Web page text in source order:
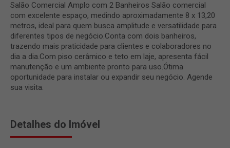
Salão Comercial Amplo com 2 Banheiros Salão comercial
com excelente espaço, medindo aproximadamente 8 x 13,20
metros, ideal para quem busca amplitude e versatilidade para
diferentes tipos de negócio.Conta com dois banheiros,
trazendo mais praticidade para clientes e colaboradores no
dia a dia.Com piso cerâmico e teto em laje, apresenta fácil
manutenção e um ambiente pronto para uso.Ótima
oportunidade para instalar ou expandir seu negócio. Agende
sua visita.
Detalhes do Imóvel